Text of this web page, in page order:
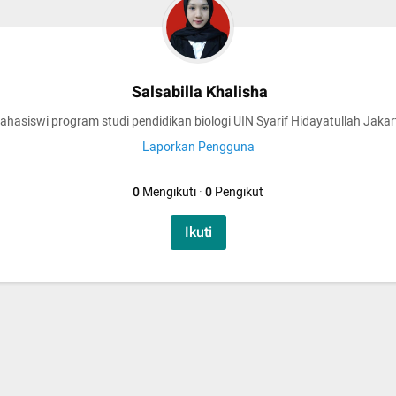
Salsabilla Khalisha
program studi pendidikan biologi UIN Syarif Hidayatullah
Laporkan Pengguna
0Mengikuti·0Pengikut
Ikuti